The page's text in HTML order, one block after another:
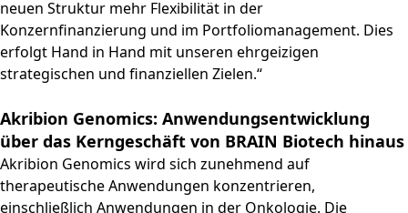
neuen Struktur mehr Flexibilität in der
Konzernfinanzierung und im Portfoliomanagement. Dies
erfolgt Hand in Hand mit unseren ehrgeizigen
strategischen und finanziellen Zielen.“
Akribion Genomics: Anwendungsentwicklung
über das Kerngeschäft von BRAIN Biotech hinaus
Akribion Genomics wird sich zunehmend auf
therapeutische Anwendungen konzentrieren,
einschließlich Anwendungen in der Onkologie. Die